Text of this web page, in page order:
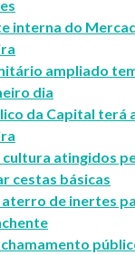
interna do
ampliado
dia
da Capital terá
atingidos
cestas básicas
de inertes